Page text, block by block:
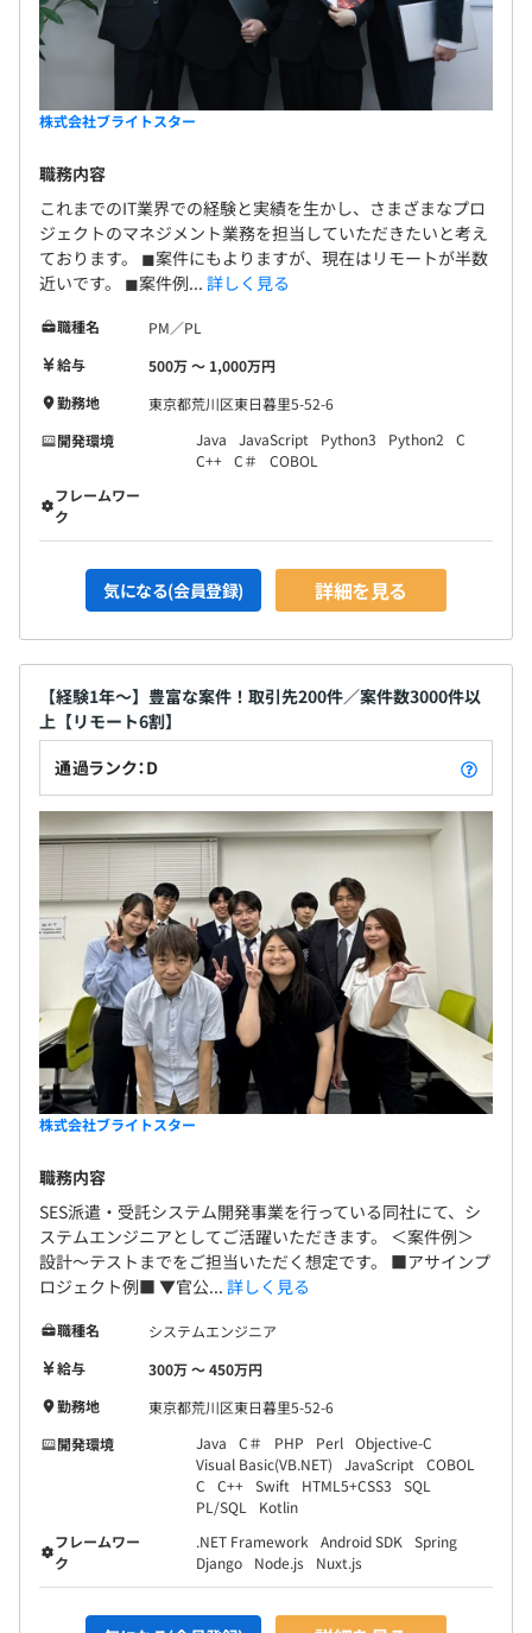
株式会社ブライトスター
職務内容
これまでのIT業界での経験と実績を生かし、さまざまなプロ
ジェクトのマネジメント業務を担当していただきたいと考え
ております。 ◼︎案件にもよりますが、現在はリモートが半数
近いです。 ◼︎案件例... 詳しく見る
職種名
PM／PL
給与
500万 〜 1,000万円
勤務地
東京都荒川区東日暮里5-52-6
開発環境
Java JavaScript Python3 Python2
C
C++ C＃
COBOL
フレームワー
ク
気になる(会員登録) 詳細を見る
【経験1年～】豊富な案件！取引先200件／案件数3000件以
上【リモート6割】
通過ランク：D
株式会社ブライトスター
職務内容
SES派遣・受託システム開発事業を行っている同社にて、シ
ステムエンジニアとしてご活躍いただきます。 ＜案件例＞
設計〜テストまでをご担当いただく想定です。 ■アサインプ
ロジェクト例■ ▼官公... 詳しく見る
職種名
システムエンジニア
給与
300万 〜 450万円
勤務地
東京都荒川区東日暮里5-52-6
開発環境
Java C＃ PHP Perl Objective-C
Visual Basic(VB.NET)
JavaScript
COBOL
C
C++ Swift HTML5+CSS3
SQL
PL/SQL
Kotlin
フレームワー
ク
.NET Framework Android SDK
Spring
Django
Node.js Nuxt.js